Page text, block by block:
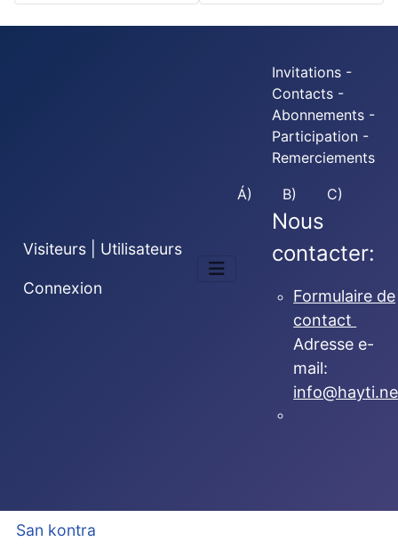
Visiteurs | Utilisateurs
Connexion
Invitations -
Contacts -
Abonnements -
Participation -
Remerciements
Á) B) C)
Nous
contacter:
Formulaire de
contact
Adresse e-
mail:
San kontra